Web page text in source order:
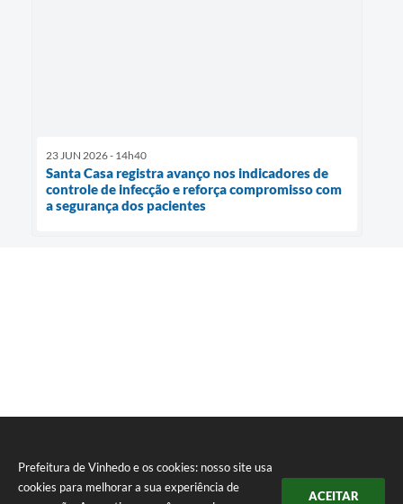
Prefeitura de Vinhedo e os cookies: nosso site usa
cookies para melhorar a sua experiência de
ACEITAR
23 JUN 2026 - 14h40
Santa Casa registra avanço nos indicadores de
controle de infecção e reforça compromisso com
a segurança dos pacientes